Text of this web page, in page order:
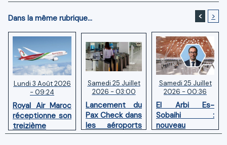
Dans la même rubrique... < >
Lundi 3 Août 2026
- 09:24
Royal Air Maroc
réceptionne son
treizième
Boeing 787
Samedi 25 Juillet
2026 - 03:00
Lancement du
Pax Check dans
les aéroports
du Maroc
Samedi 25 Juillet
2026 - 00:36
El Arbi Es-
Sobaihi :
nouveau
directeur à la